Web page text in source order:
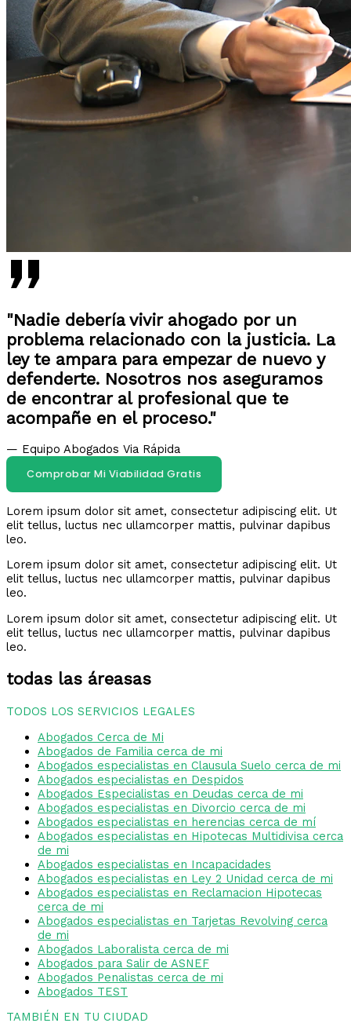
"Nadie debería vivir ahogado por un
problema relacionado con la justicia. La
ley te ampara para empezar de nuevo y
defenderte. Nosotros nos aseguramos
de encontrar al profesional que te
acompañe en el proceso."
— Equipo Abogados Via Rápida
Comprobar Mi Viabilidad Gratis
Lorem ipsum dolor sit amet, consectetur adipiscing elit. Ut
elit tellus, luctus nec ullamcorper mattis, pulvinar dapibus
leo.
Lorem ipsum dolor sit amet, consectetur adipiscing elit. Ut
elit tellus, luctus nec ullamcorper mattis, pulvinar dapibus
leo.
Lorem ipsum dolor sit amet, consectetur adipiscing elit. Ut
elit tellus, luctus nec ullamcorper mattis, pulvinar dapibus
leo.
todas las áreasas
TODOS LOS SERVICIOS LEGALES
Abogados Cerca de Mi
Abogados de Familia cerca de mi
Abogados especialistas en Clausula Suelo cerca de mi
Abogados especialistas en Despidos
Abogados Especialistas en Deudas cerca de mi
Abogados especialistas en Divorcio cerca de mi
Abogados especialistas en herencias cerca de mí
Abogados especialistas en Hipotecas Multidivisa cerca
de mi
Abogados especialistas en Incapacidades
Abogados especialistas en Ley 2 Unidad cerca de mi
Abogados especialistas en Reclamacion Hipotecas
cerca de mi
Abogados especialistas en Tarjetas Revolving cerca
de mi
Abogados Laboralista cerca de mi
Abogados para Salir de ASNEF
Abogados Penalistas cerca de mi
Abogados TEST
TAMBIÉN EN TU CIUDAD